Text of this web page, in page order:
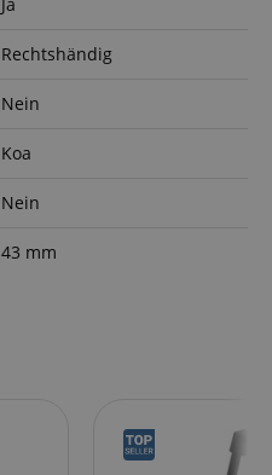
Rechtshändig
Nein
Koa
Nein
43 mm